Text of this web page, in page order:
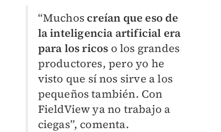
“Muchos creían que eso de
la inteligencia artificial era
para los ricos o los grandes
productores, pero yo he
visto que sí nos sirve a los
pequeños también. Con
FieldView ya no trabajo a
ciegas”, comenta.